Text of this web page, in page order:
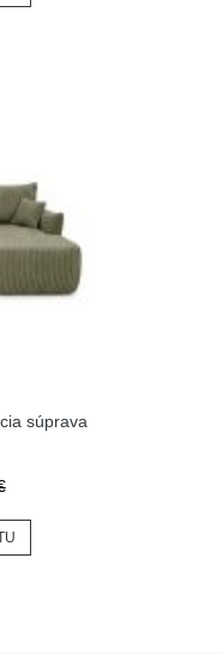
súprava